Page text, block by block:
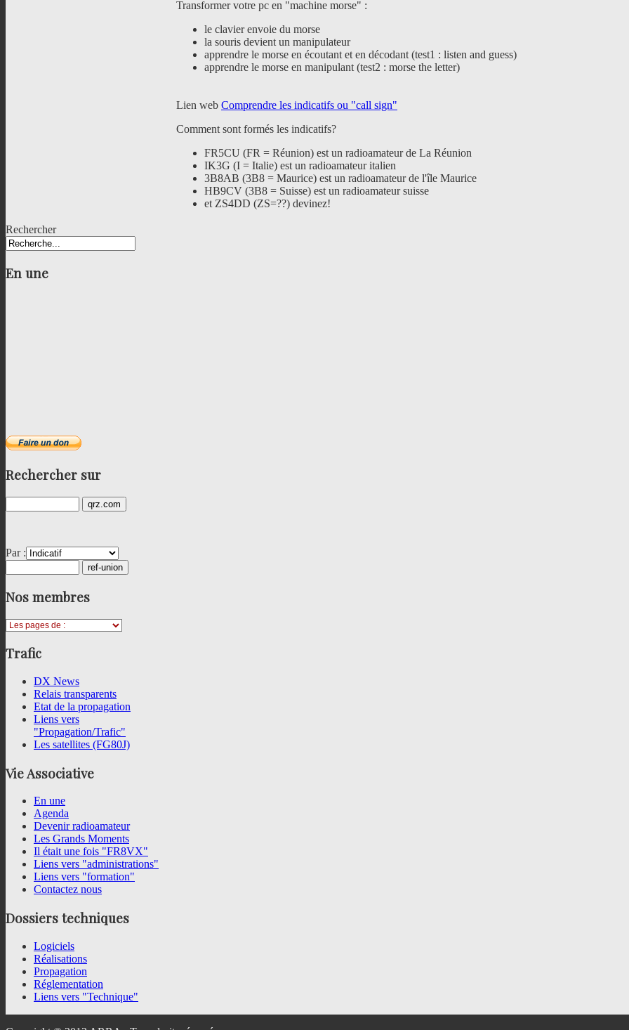
Transformer votre pc en "machine morse" :
le clavier envoie du morse
la souris devient un manipulateur
apprendre le morse en écoutant et en décodant (test1 : listen and guess)
apprendre le morse en manipulant (test2 : morse the letter)
Lien web Comprendre les indicatifs ou "call sign"
Comment sont formés les indicatifs?
FR5CU (FR = Réunion) est un radioamateur de La Réunion
IK3G (I = Italie) est un radioamateur italien
3B8AB (3B8 = Maurice) est un radioamateur de l'île Maurice
HB9CV (3B8 = Suisse) est un radioamateur suisse
et ZS4DD (ZS=??) devinez!
Rechercher
En une
Rechercher sur
Par :
Nos membres
Trafic
DX News
Relais transparents
Etat de la propagation
Liens vers
"Propagation/Trafic"
Les satellites (FG80J)
VieAssociative
En une
Agenda
Devenir radioamateur
Les Grands Moments
Il était une fois "FR8VX"
Liens vers "administrations"
Liens vers "formation"
Contactez nous
Dossiers techniques
Logiciels
Réalisations
Propagation
Réglementation
Liens vers "Technique"